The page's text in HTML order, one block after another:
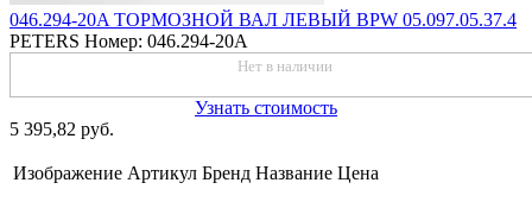
046.294-20A ТОРМОЗНОЙ ВАЛ ЛЕВЫЙ BPW 05.097.05.37.4
PETERS Номер: 046.294-20A
Нет в наличии
Узнать стоимость
5 395,82 руб.
Изображение Артикул Бренд Название Цена